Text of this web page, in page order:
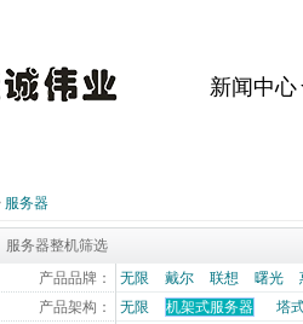
新闻中心
服务器
服务器整机筛选
产品品牌：
无限 戴尔 联想 曙光
产品架构：
无限 机架式服务器
塔